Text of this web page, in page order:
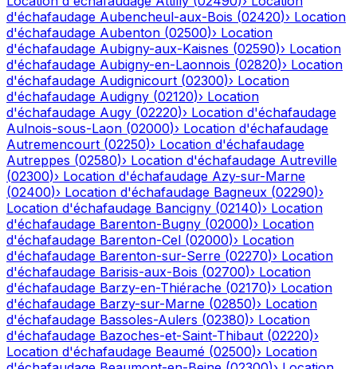
d'échafaudage Aubencheul-aux-Bois (02420)› Location
d'échafaudage Aubenton (02500)› Location
d'échafaudage Aubigny-aux-Kaisnes (02590)› Location
d'échafaudage Aubigny-en-Laonnois (02820)› Location
d'échafaudage Audignicourt (02300)› Location
d'échafaudage Audigny (02120)› Location
d'échafaudage Augy (02220)› Location d'échafaudage
Aulnois-sous-Laon (02000)› Location d'échafaudage
Autremencourt (02250)› Location d'échafaudage
Autreppes (02580)› Location d'échafaudage Autreville
(02300)› Location d'échafaudage Azy-sur-Marne
(02400)› Location d'échafaudage Bagneux (02290)›
Location d'échafaudage Bancigny (02140)› Location
d'échafaudage Barenton-Bugny (02000)› Location
d'échafaudage Barenton-Cel (02000)› Location
d'échafaudage Barenton-sur-Serre (02270)› Location
d'échafaudage Barisis-aux-Bois (02700)› Location
d'échafaudage Barzy-en-Thiérache (02170)› Location
d'échafaudage Barzy-sur-Marne (02850)› Location
d'échafaudage Bassoles-Aulers (02380)› Location
d'échafaudage Bazoches-et-Saint-Thibaut (02220)›
Location d'échafaudage Beaumé (02500)› Location